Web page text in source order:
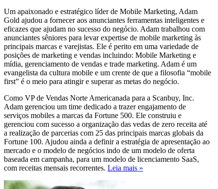
Um apaixonado e estratégico líder de Mobile Marketing, Adam
Gold ajudou a fornecer aos anunciantes ferramentas inteligentes e
eficazes que ajudam no sucesso do negócio. Adam trabalhou com
anunciantes sêniores para levar expertise de mobile marketing às
principais marcas e varejistas. Ele é perito em uma variedade de
posições de marketing e vendas incluindo: Mobile Marketing e
mídia, gerenciamento de vendas e trade marketing. Adam é um
evangelista da cultura mobile e um crente de que a filosofia “mobile
first” é o meio para atingir e superar as metas do negócio.
Como VP de Vendas Norte Americanada para a Scanbuy, Inc.
Adam gerenciou um time dedicado a trazer engajamento de
serviços mobiles a marcas da Fortune 500. Ele construiu e
gerenciou com sucesso a organização das vedas de zero receita até
a realização de parcerias com 25 das principais marcas globais da
Fortune 100. Ajudou ainda a definir a estratégia de apresentação ao
mercado e o modelo de negócios indo de um modelo de oferta
baseada em campanha, para um modelo de licenciamento SaaS,
com receitas mensais recorrentes. Leia mais »